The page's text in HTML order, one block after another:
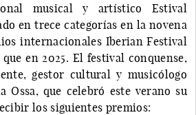
musical y artístico Estival
en trece categorías en la novena
internacionales Iberian Festival
en 2025. El festival conquense,
gestor cultural y musicólogo
Ossa, que celebró este verano su
los siguientes premios: